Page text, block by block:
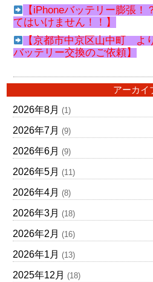
【iPhoneバッテリー膨張
てはいけません！！】
【京都市中京区山中町 よ
バッテリー交換のご依頼】
アーカイ
2026年8月 (1)
2026年7月 (9)
2026年6月 (9)
2026年5月 (11)
2026年4月 (8)
2026年3月 (18)
2026年2月 (16)
2026年1月 (13)
2025年12月 (18)